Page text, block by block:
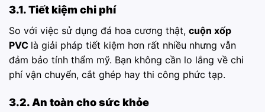
3.1. Tiết kiệm chi phí
So với việc sử dụng đá hoa cương thật, cuộn xốp
PVC là giải pháp tiết kiệm hơn rất nhiều nhưng vẫn
đảm bảo tính thẩm mỹ. Bạn không cần lo lắng về chi
phí vận chuyển, cắt ghép hay thi công phức tạp.
3.2. An toàn cho sức khỏe